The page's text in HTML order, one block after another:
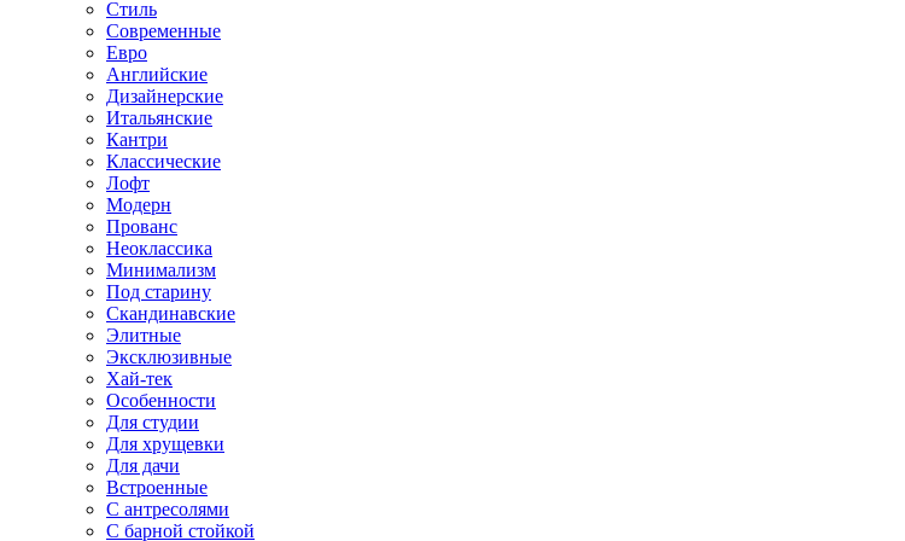
Стиль
Современные
Евро
Английские
Дизайнерские
Итальянские
Кантри
Классические
Лофт
Модерн
Прованс
Неоклассика
Минимализм
Под старину
Скандинавские
Элитные
Эксклюзивные
Хай-тек
Особенности
Для студии
Для хрущевки
Для дачи
Встроенные
С антресолями
С барной стойкой